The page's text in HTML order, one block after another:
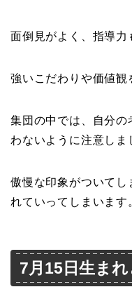
面倒見がよく、指導力
強いこだわりや価値観
集団の中では、自分の
わないように注意しま
傲慢な印象がついて
れていってしまいます
7月15日生ま